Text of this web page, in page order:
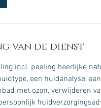
van de dienst
incl. peeling heerlijke
een huidanalyse,
met ozon, verwijderen